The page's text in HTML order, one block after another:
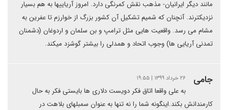
مانند دیگر ایرانیان- مذهب نقش کمرنگی دارد. امروز آریاییها به هم بسیار
نزدیکترند. آنچنان که شمیم تشکیل آن کشور بزرگ از خوارزم تا عفرین به
مشام می رسد. واقعیت هایی مثل ترامپ و بن سلمان و اردوغان (دشمنان
تمدنی آریایی ها) وجوب اتحاد و همدلی را بیشتر گوشزد میکند.
جامی ۲۶ خرداد ۱۳۹۹ | ۱۹:۵۵
به علی واقعا اتاق فکر دویست دلاری ها بایستی فکر به حال
کارمندانش بکند.اینگونه شما را نه تنها به عنوان سمبلهای بلاهت در